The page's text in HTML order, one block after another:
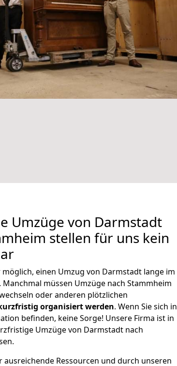
Umzüge von Darmstadt
stellen für uns kein
einen Umzug von Darmstadt lange im
Manchmal müssen Umzüge nach Stammheim
oder anderen plötzlichen
organisiert werden. Wenn Sie sich in
befinden, keine Sorge! Unsere Firma ist in
Umzüge von Darmstadt nach
ausreichende Ressourcen und durch unseren